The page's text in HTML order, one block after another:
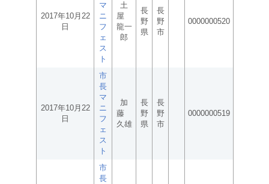
2017年10月22
日
マ
ニ
フ
ェ
ス
ト
土
屋
龍一
郎
長
野
県
長
野
市
0000000520
2017年10月22
日
市
長
マ
ニ
フ
ェ
ス
ト
加
藤
久雄
長
野
県
長
野
市
0000000519
市
長